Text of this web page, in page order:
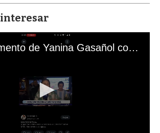
interesar
El mal momento de Yanina Gasañol con un hincha argentino en "Subrayado"